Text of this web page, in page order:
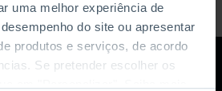
uma melhor experiência de
do site ou apresentar
produtos e serviços, de acordo
Se pretender escolher os